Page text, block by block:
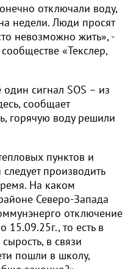
отключали воду,
недели. Люди просят
невозможно жить», -
«Текслер,
сигнал SOS – из
сообщает
горячую воду решили
пунктов и
производить
На каком
Северо-Запада
отключение
15.09.25г., то есть в
в связи
пошли в школу,